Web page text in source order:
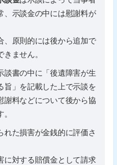
、示談金の中には慰謝料が
、原則的には後から追加で
ません。
談書の中に「後遺障害が生
旨」を記載した上で示談を
謝料などについて後から協
れた損害が金銭的に評価さ
に対する賠償金として請求